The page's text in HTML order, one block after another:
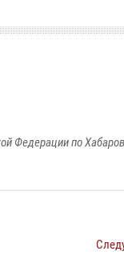
Федерации по